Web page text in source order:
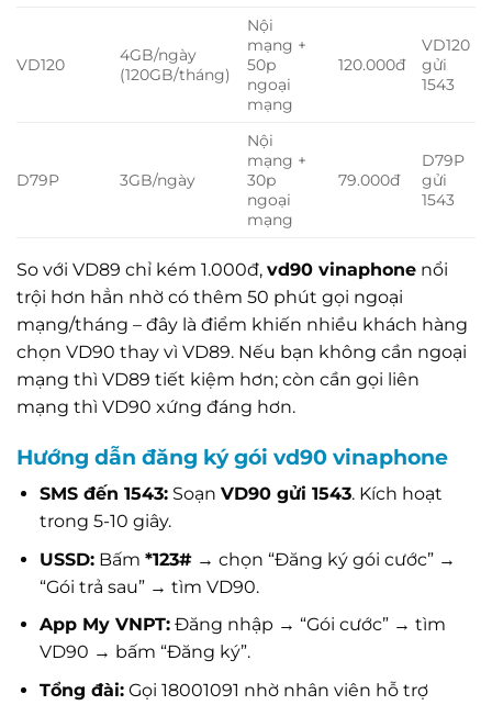
VD120
4GB/ngày
(120GB/tháng)
Nội
mạng +
50p
ngoại
mạng
120.000đ
VD120
gửi
1543
D79P 3GB/ngày
Nội
mạng +
30p
ngoại
mạng
79.000đ
D79P
gửi
1543
So với VD89 chỉ kém 1.000đ, vd90 vinaphone nổi
trội hơn hẳn nhờ có thêm 50 phút gọi ngoại
mạng/tháng – đây là điểm khiến nhiều khách hàng
chọn VD90 thay vì VD89. Nếu bạn không cần ngoại
mạng thì VD89 tiết kiệm hơn; còn cần gọi liên
mạng thì VD90 xứng đáng hơn.
Hướng dẫn đăng ký gói vd90 vinaphone
SMS đến 1543:Soạn VD90 gửi 1543. Kích hoạt
trong 5-10 giây.
USSD:Bấm *123#→ chọn “Đăng ký gói cước” →
“Gói trả sau” → tìm VD90.
App My VNPT:Đăng nhập → “Gói cước” → tìm
VD90 → bấm “Đăng ký”.
Tổng đài:Gọi 18001091 nhờ nhân viên hỗ trợ